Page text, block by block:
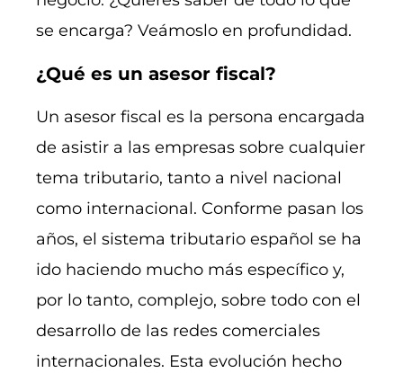
se encarga? Veámoslo en profundidad.
¿Qué es un asesor fiscal?
Un asesor fiscal es la persona encargada
de asistir a las empresas sobre cualquier
tema tributario, tanto a nivel nacional
como internacional. Conforme pasan los
años, el sistema tributario español se ha
ido haciendo mucho más específico y,
por lo tanto, complejo, sobre todo con el
desarrollo de las redes comerciales
internacionales. Esta evolución hecho